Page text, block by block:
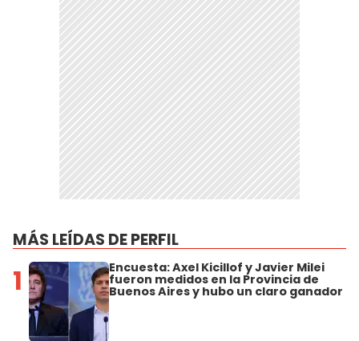
MÁS LEÍDAS DE PERFIL
1 Encuesta: Axel Kicillof y Javier Milei
fueron medidos en la Provincia de
Buenos Aires y hubo un claro ganador